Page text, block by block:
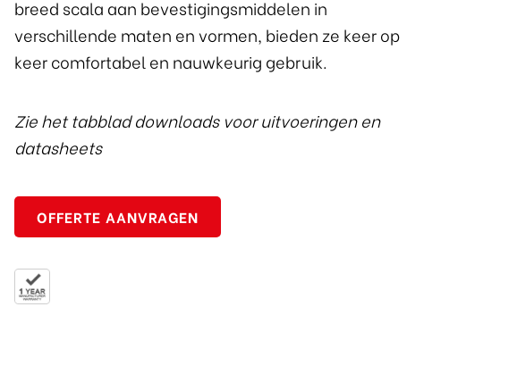
breed scala aan bevestigingsmiddelen in
verschillende maten en vormen, bieden ze keer op
keer comfortabel en nauwkeurig gebruik.
Zie het tabblad downloads voor uitvoeringen en
datasheets
OFFERTE AANVRAGEN